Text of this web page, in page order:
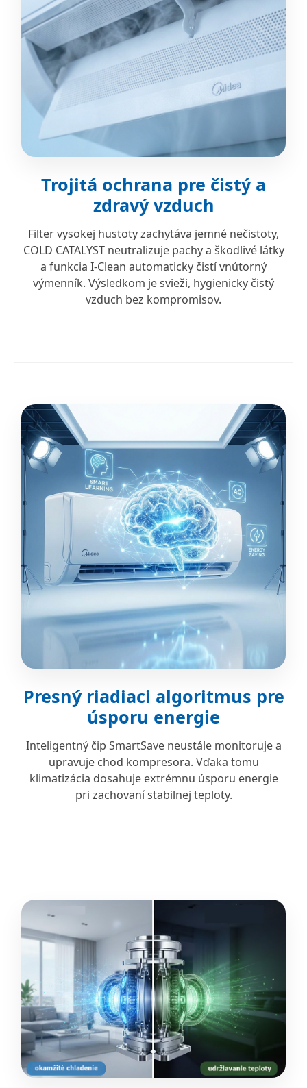
Trojitá ochrana pre čistý a
zdravý vzduch
Filter vysokej hustoty zachytáva jemné nečistoty,
COLD CATALYST neutralizuje pachy a škodlivé látky
a funkcia I-Clean automaticky čistí vnútorný
výmenník. Výsledkom je svieži, hygienicky čistý
vzduch bez kompromisov.
Presný riadiaci algoritmus pre
úsporu energie
Inteligentný čip SmartSave neustále monitoruje a
upravuje chod kompresora. Vďaka tomu
klimatizácia dosahuje extrémnu úsporu energie
pri zachovaní stabilnej teploty.